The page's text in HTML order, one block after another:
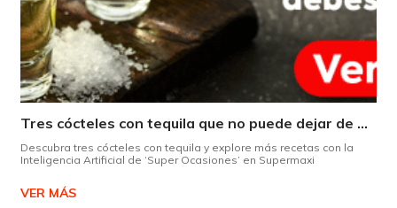
Tres cócteles con tequila que no puede dejar de probar gracias a nuestra IA.
Descubra tres cócteles con tequila y explore más recetas con la
Inteligencia Artificial de ‘Super Ocasiones’ en Supermaxi
VER MÁS